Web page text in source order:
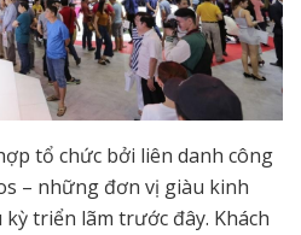
tổ chức bởi liên danh công
– những đơn vị giàu kinh
triển lãm trước đây. Khách